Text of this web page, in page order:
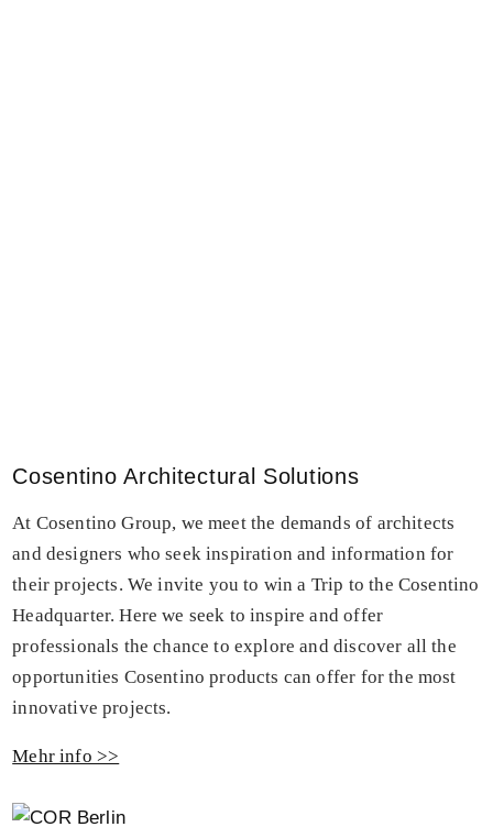
Cosentino Architectural Solutions
At Cosentino Group, we meet the demands of architects
and designers who seek inspiration and information for
their projects. We invite you to win a Trip to the Cosentino
Headquarter. Here we seek to inspire and offer
professionals the chance to explore and discover all the
opportunities Cosentino products can offer for the most
innovative projects.
Mehr info >>